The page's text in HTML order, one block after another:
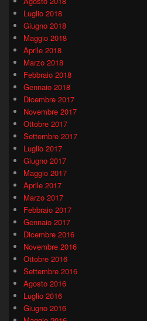
Luglio 2018
Giugno 2018
Maggio 2018
Aprile 2018
Marzo 2018
Febbraio 2018
Gennaio 2018
Dicembre 2017
Novembre 2017
Ottobre 2017
Settembre 2017
Luglio 2017
Giugno 2017
Maggio 2017
Aprile 2017
Marzo 2017
Febbraio 2017
Gennaio 2017
Dicembre 2016
Novembre 2016
Ottobre 2016
Settembre 2016
Agosto 2016
Luglio 2016
Giugno 2016